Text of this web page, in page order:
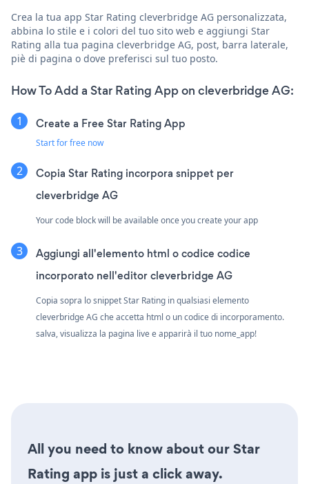
Crea la tua app Star Rating cleverbridge AG personalizzata,
abbina lo stile e i colori del tuo sito web e aggiungi Star
Rating alla tua pagina cleverbridge AG, post, barra laterale,
piè di pagina o dove preferisci sul tuo posto.
How To Add a Star Rating App on cleverbridge AG:
Create a Free Star Rating App
Start for free now
Copia Star Rating incorpora snippet per
cleverbridge AG
Your code block will be available once you create your app
Aggiungi all'elemento html o codice codice
incorporato nell'editor cleverbridge AG
Copia sopra lo snippet Star Rating in qualsiasi elemento
cleverbridge AG che accetta html o un codice di incorporamento.
salva, visualizza la pagina live e apparirà il tuo nome_app!
All you need to know about our Star
Rating app is just a click away.